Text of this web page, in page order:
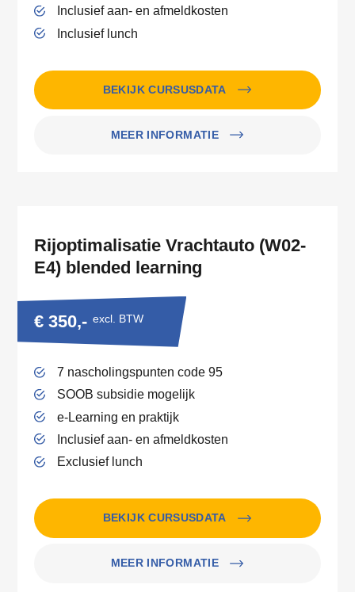
Inclusief aan- en afmeldkosten
Inclusief lunch
BEKIJK CURSUSDATA
MEER INFORMATIE
Rijoptimalisatie Vrachtauto (W02-
E4) blended learning
€ 350,- excl. BTW
7 nascholingspunten code 95
SOOB subsidie mogelijk
e-Learning en praktijk
Inclusief aan- en afmeldkosten
Exclusief lunch
BEKIJK CURSUSDATA
MEER INFORMATIE